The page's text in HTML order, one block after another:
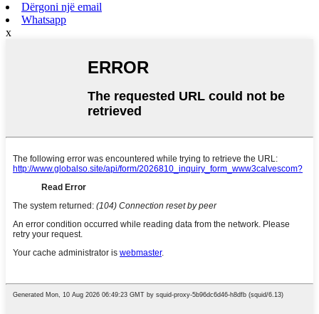
Dërgoni një email
Whatsapp
x